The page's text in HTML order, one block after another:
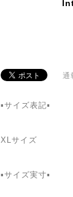
通
▪️サイズ表記▪
XLサイズ
▪️サイズ実寸▪️